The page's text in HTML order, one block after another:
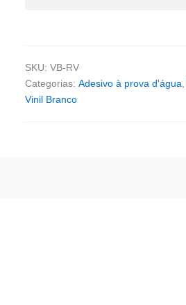
SKU: VB-RV
Categorias: Adesivo à prova d'água
Vinil Branco